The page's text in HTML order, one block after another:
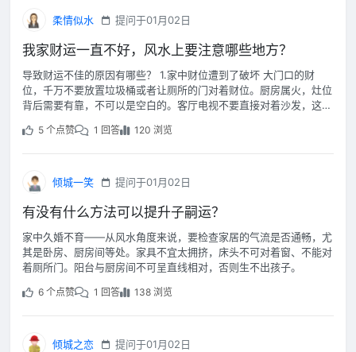
柔情似水 提问于01月02日
我家财运一直不好，风水上要注意哪些地方？
导致财运不佳的原因有哪些？ 1.家中财位遭到了破坏 大门口的财
位，千万不要放置垃圾桶或者让厕所的门对着财位。厨房属火，灶位
背后需要有靠，不可以是空白的。客厅电视不要直接对着沙发，这样
5 个点赞 1 回答 120 浏览
倾城一笑 提问于01月02日
有没有什么方法可以提升子嗣运？
家中久婚不育——从风水角度来说，要检查家居的气流是否通畅，尤
其是卧房、厨房间等处。家具不宜太拥挤，床头不可对着窗、不能对
着厕所门。阳台与厨房间不可呈直线相对，否则生不出孩子。
6 个点赞 1 回答 138 浏览
倾城之恋 提问于01月02日